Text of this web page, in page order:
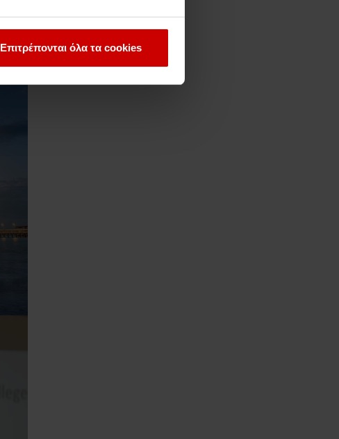
Επιτρέπονται όλα τα cookies